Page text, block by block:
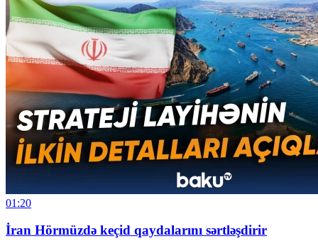
01:20
İran Hörmüzdə keçid qaydalarını sərtləşdirir